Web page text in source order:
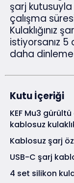
şarj
çalışma
Kulaklığınız
istiyorsanız 5
daha
Kutu İçeriği
KEF Mu3
kablosuz
Kablosuz şarj
USB-C şarj
4 set silikon